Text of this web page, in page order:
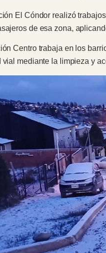
El Cóndor realizó
de esa zona,
Centro trabaja en los
mediante la limpieza y